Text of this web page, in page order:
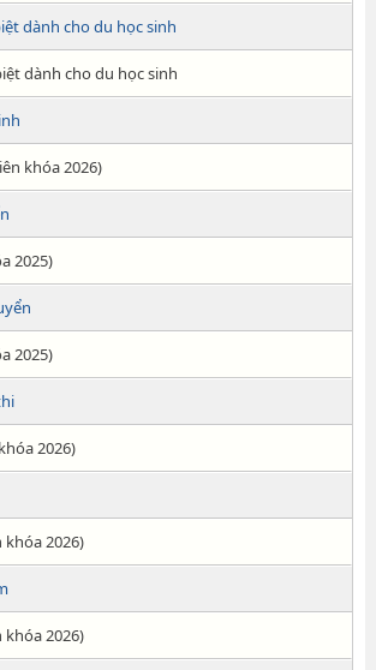
dành cho du học sinh
dành cho du học sinh
khóa 2026)
2025)
2025)
2026)
khóa 2026)
khóa 2026)